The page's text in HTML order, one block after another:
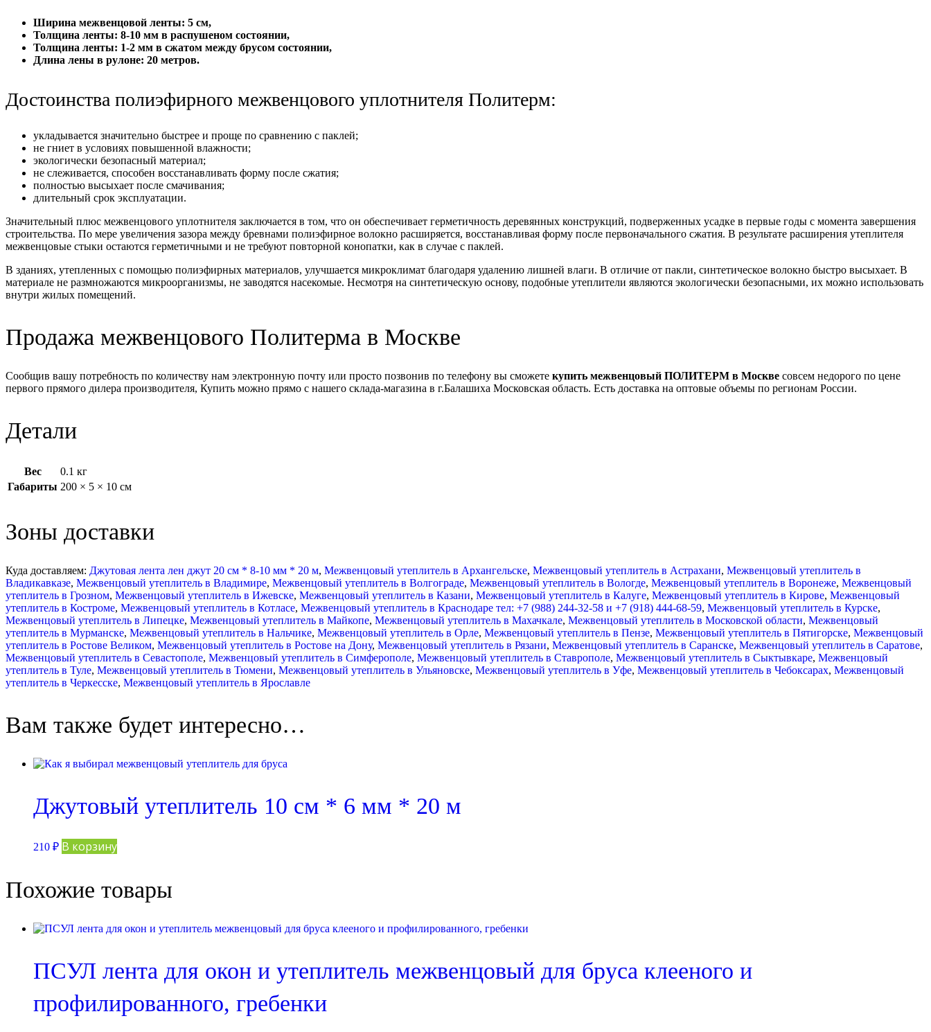
Ширина межвенцовой ленты: 5 см,
Толщина ленты: 8-10 мм в распушеном состоянии,
Толщина ленты: 1-2 мм в сжатом между брусом состоянии,
Длина лены в рулоне: 20 метров.
Достоинства полиэфирного межвенцового уплотнителя Политерм:
укладывается значительно быстрее и проще по сравнению с паклей;
не гниет в условиях повышенной влажности;
экологически безопасный материал;
не слеживается, способен восстанавливать форму после сжатия;
полностью высыхает после смачивания;
длительный срок эксплуатации.
Значительный плюс межвенцового уплотнителя заключается в том, что он обеспечивает герметичность деревянных конструкций, подверженных усадке в первые годы с момента завершения
строительства. По мере увеличения зазора между бревнами полиэфирное волокно расширяется, восстанавливая форму после первоначального сжатия. В результате расширения утеплителя
межвенцовые стыки остаются герметичными и не требуют повторной конопатки, как в случае с паклей.
В зданиях, утепленных с помощью полиэфирных материалов, улучшается микроклимат благодаря удалению лишней влаги. В отличие от пакли, синтетическое волокно быстро высыхает. В
материале не размножаются микроорганизмы, не заводятся насекомые. Несмотря на синтетическую основу, подобные утеплители являются экологически безопасными, их можно использовать
внутри жилых помещений.
Продажа межвенцового Политерма в Москве
Сообщив вашу потребность по количеству нам электронную почту или просто позвонив по телефону вы сможете купить межвенцовый ПОЛИТЕРМ в Москве совсем недорого по цене
первого прямого дилера производителя, Купить можно прямо с нашего склада-магазина в г.Балашиха Московская область. Есть доставка на оптовые объемы по регионам России.
Детали
Вес
0.1 кг
Габариты 200 × 5 × 10 см
Зоны доставки
Куда доставляем: Джутовая лента лен джут 20 см * 8-10 мм * 20 м, Межвенцовый утеплитель в Архангельске, Межвенцовый утеплитель в Астрахани, Межвенцовый утеплитель в
Владикавказе, Межвенцовый утеплитель в Владимире, Межвенцовый утеплитель в Волгограде, Межвенцовый утеплитель в Вологде, Межвенцовый утеплитель в Воронеже, Межвенцовый
утеплитель в Грозном, Межвенцовый утеплитель в Ижевске, Межвенцовый утеплитель в Казани, Межвенцовый утеплитель в Калуге, Межвенцовый утеплитель в Кирове, Межвенцовый
утеплитель в Костроме, Межвенцовый утеплитель в Котласе, Межвенцовый утеплитель в Краснодаре тел: +7 (988) 244-32-58 и +7 (918) 444-68-59, Межвенцовый утеплитель в Курске,
Межвенцовый утеплитель в Липецке, Межвенцовый утеплитель в Майкопе, Межвенцовый утеплитель в Махачкале, Межвенцовый утеплитель в Московской области, Межвенцовый
утеплитель в Мурманске, Межвенцовый утеплитель в Нальчике, Межвенцовый утеплитель в Орле, Межвенцовый утеплитель в Пензе, Межвенцовый утеплитель в Пятигорске, Межвенцовый
утеплитель в Ростове Великом, Межвенцовый утеплитель в Ростове на Дону, Межвенцовый утеплитель в Рязани, Межвенцовый утеплитель в Саранске, Межвенцовый утеплитель в Саратове,
Межвенцовый утеплитель в Севастополе, Межвенцовый утеплитель в Симферополе, Межвенцовый утеплитель в Ставрополе, Межвенцовый утеплитель в Сыктывкаре, Межвенцовый
утеплитель в Туле, Межвенцовый утеплитель в Тюмени, Межвенцовый утеплитель в Ульяновске, Межвенцовый утеплитель в Уфе, Межвенцовый утеплитель в Чебоксарах, Межвенцовый
утеплитель в Черкесске, Межвенцовый утеплитель в Ярославле
Вам также будет интересно…
Джутовый утеплитель 10 см * 6 мм * 20 м
210 ₽ В корзину
Похожие товары
ПСУЛ лента для окон и утеплитель межвенцовый для бруса клееного и
профилированного, гребенки